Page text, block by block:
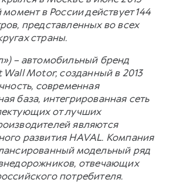
в России действует 144
представленных во всех
страны.
– автомобильный бренд
Motor, созданный в 2013
современная
база, интегрированная сеть
от лучших
являются
развития HAVAL. Компания
модельный ряд
отвечающих
потребителя.